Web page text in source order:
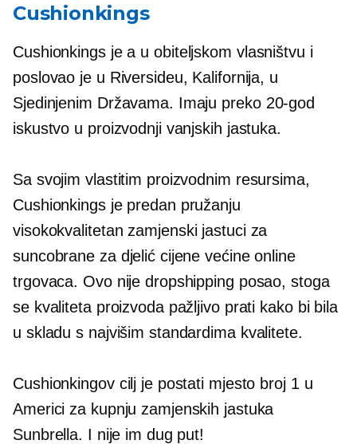
Cushionkings
Cushionkings je a u obiteljskom vlasništvu i
poslovao je u Riversideu, Kalifornija, u
Sjedinjenim Državama. Imaju preko 20-god
iskustvo u proizvodnji vanjskih jastuka.
Sa svojim vlastitim proizvodnim resursima,
Cushionkings je predan pružanju
visokokvalitetan zamjenski jastuci za
suncobrane za djelić cijene većine online
trgovaca. Ovo nije dropshipping posao, stoga
se kvaliteta proizvoda pažljivo prati kako bi bila
u skladu s najvišim standardima kvalitete.
Cushionkingov cilj je postati mjesto broj 1 u
Americi za kupnju zamjenskih jastuka
Sunbrella. I nije im dug put!